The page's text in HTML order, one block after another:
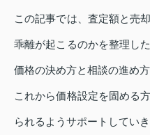
この記事では、査定額と売
乖離が起こるのかを整理し
価格の決め方と相談の進め
これから価格設定を固める
られるようサポートしていき